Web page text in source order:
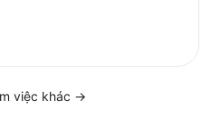
việc khác →